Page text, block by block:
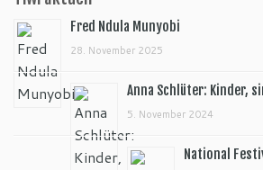
Fred Ndula Munyobi
28. November 2025
Anna Schlüter: Kinder,
5. November 2024
National